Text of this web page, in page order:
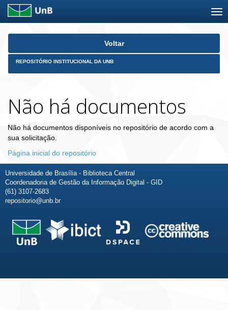
Skip
Voltar
REPOSITÓRIO INSTITUCIONAL DA UNB
Não há documentos
Não há documentos disponíveis no repositório de acordo com a
sua solicitação.
Página inicial do repositório
Universidade de Brasília - Biblioteca Central
Coordenadoria de Gestão da Informação Digital - GID
(61) 3107-2683
repositorio@unb.br